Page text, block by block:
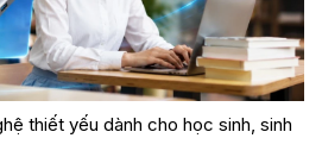
thiết yếu dành cho học sinh, sinh